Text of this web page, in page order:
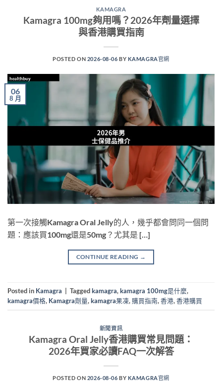
KAMAGRA
Kamagra 100mg夠用嗎？2026年劑量選擇
與香港購買指南
POSTED ON 2026-08-06 BY KAMAGRA官網
06
8 月
第一次接觸Kamagra Oral Jelly的人，幾乎都會問同一個問
題：應該買100mg還是50mg？尤其是 […]
CONTINUE READING →
Posted in Kamagra Taggedkamagra,kamagra 100mg是什麼,
kamagra價格, Kamagra劑量,kamagra果凍, 購買指南,香港,香港購買
新聞資訊
Kamagra Oral Jelly香港購買常見問題：
2026年買家必讀FAQ一次解答
POSTED ON 2026-08-06 BY KAMAGRA官網